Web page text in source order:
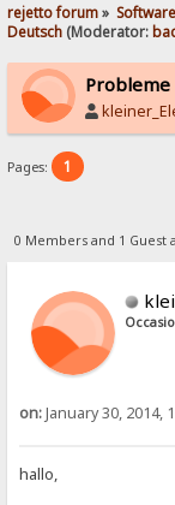
rejetto forum» Software
Deutsch (Moderator:
Pages: 1
0 Members and 1 Guest
on:January 30, 2014,
hallo,